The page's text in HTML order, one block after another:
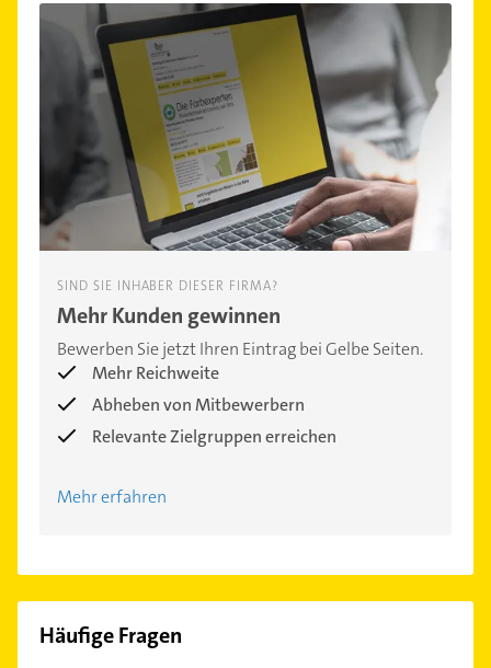
SIND SIE INHABER DIESER FIRMA?
Mehr Kunden gewinnen
Bewerben Sie jetzt Ihren Eintrag bei Gelbe Seiten.
Mehr Reichweite
Abheben von Mitbewerbern
Relevante Zielgruppen erreichen
Mehr erfahren
Häufige Fragen